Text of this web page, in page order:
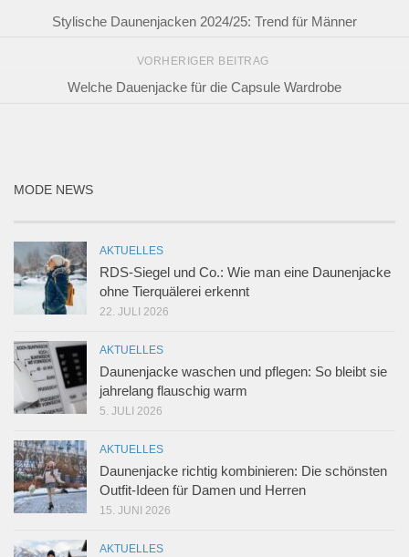
Stylische Daunenjacken 2024/25: Trend für Männer
VORHERIGER BEITRAG
Welche Dauenjacke für die Capsule Wardrobe
MODE NEWS
AKTUELLES
RDS-Siegel und Co.: Wie man eine Daunenjacke
ohne Tierquälerei erkennt
22. JULI 2026
AKTUELLES
Daunenjacke waschen und pflegen: So bleibt sie
jahrelang flauschig warm
5. JULI 2026
AKTUELLES
Daunenjacke richtig kombinieren: Die schönsten
Outfit-Ideen für Damen und Herren
15. JUNI 2026
AKTUELLES